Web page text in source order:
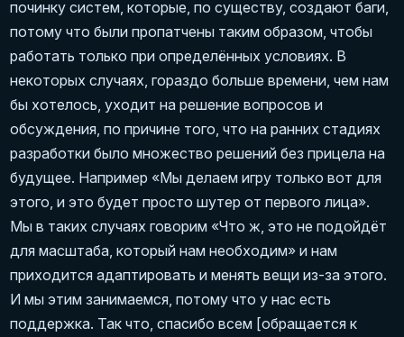
починку систем, которые, по существу, создают баги,
потому что были пропатчены таким образом, чтобы
работать только при определённых условиях. В
некоторых случаях, гораздо больше времени, чем нам
бы хотелось, уходит на решение вопросов и
обсуждения, по причине того, что на ранних стадиях
разработки было множество решений без прицела на
будущее. Например «Мы делаем игру только вот для
этого, и это будет просто шутер от первого лица».
Мы в таких случаях говорим «Что ж, это не подойдёт
для масштаба, который нам необходим» и нам
приходится адаптировать и менять вещи из-за этого.
И мы этим занимаемся, потому что у нас есть
поддержка. Так что, спасибо всем [обращается к